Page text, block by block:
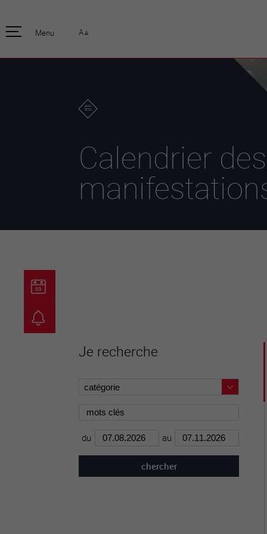
Enfants et écoliers
Formation
environnement
Informations parcelles
Guichet virtuel
Annuaire communal
Emplois
Organisation
communale
Programme de
législature
Stratégies
Jumelage
Menu A A
Calendrier des
Je recherche
du au